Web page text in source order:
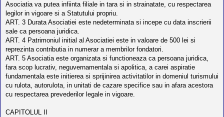
Asociatia va putea infiinta filiale in tara si in strainatate, cu respectarea
legilor in vigoare si a Statutului propriu.
ART. 3 Durata Asociatiei este nedeterminata si incepe cu data inscrierii
sale ca persoana juridica.
ART. 4 Patrimoniul initial al Asociatiei este in valoare de 500 lei si
reprezinta contributia in numerar a membrilor fondatori.
ART. 5 Asociatia este organizata si functioneaza ca persoana juridica,
fara scop lucrativ, neguvernamentala si apolitica, a carei aspiratie
fundamentala este initierea si sprijinirea activitatilor in domeniul turismului
cu rulota, autorulota, in unitati de cazare specifice sau in afara acestora
cu respectarea prevederilor legale in vigoare.
CAPITOLUL II